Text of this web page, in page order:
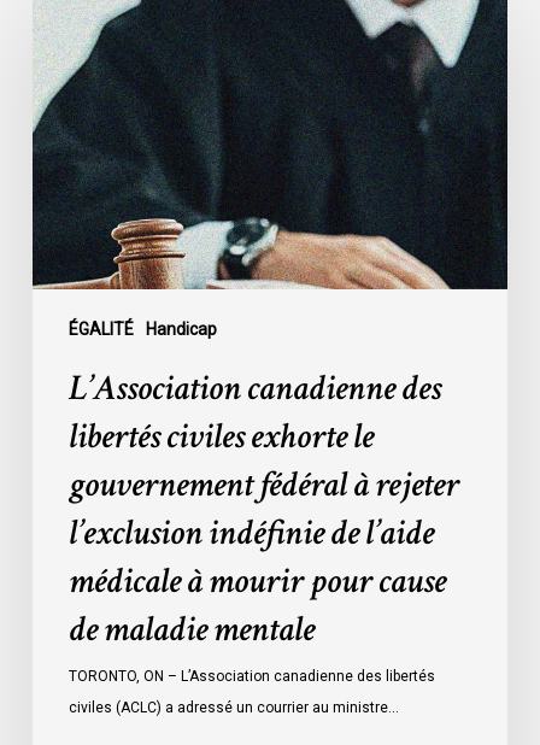
ÉGALITÉ Handicap
canadienne
des
libertés
civiles
exhorte
le
gouvernement
fédéral
rejeter
l’exclusion
l’aide
médicale
mourir
cause
maladie
mentale
L’Association canadienne des
libertés civiles exhorte le
gouvernement fédéral à rejeter
l’exclusion indéfinie de l’aide
médicale à mourir pour cause
de maladie mentale
TORONTO, ON – L’Association canadienne des libertés
civiles (ACLC) a adressé un courrier au ministre…